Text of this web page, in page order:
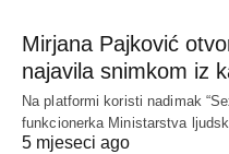
Mirjana Pajković
najavila snimkom iz
Na platformi koristi nadimak
funkcionerka Ministarstva
5 mjeseci ago